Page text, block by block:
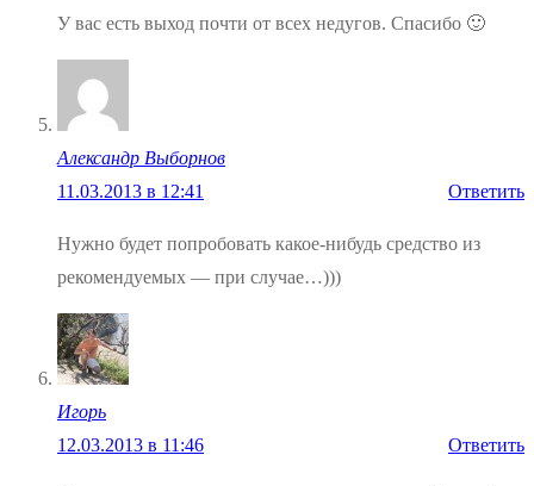
У вас есть выход почти от всех недугов. Спасибо 🙂
Александр Выборнов
11.03.2013 в 12:41
Ответить
Нужно будет попробовать какое-нибудь средство из
рекомендуемых — при случае…)))
Игopь
12.03.2013 в 11:46
Ответить